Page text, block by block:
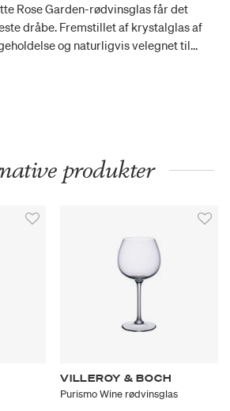
Rose Garden-rødvinsglas får det
dråbe. Fremstillet af krystalglas af
og naturligvis velegnet til
produkter
VILLEROY & BOCH
Purismo Wine rødvinsglas